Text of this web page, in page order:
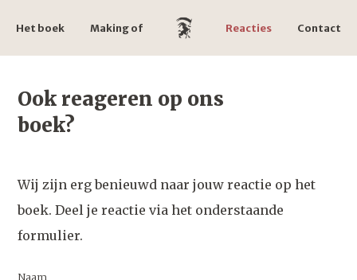
Het boek Making of Reacties Contact
Ook reageren op ons
boek?
Wij zijn erg benieuwd naar jouw reactie op het
boek. Deel je reactie via het onderstaande
formulier.
Naam